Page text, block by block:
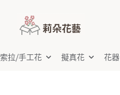
索拉⧸手工花 擬真花 花器